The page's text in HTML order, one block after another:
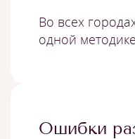
Во всех
одной
Ошибки